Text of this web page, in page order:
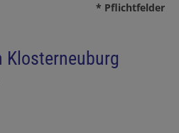
* Pflichtfelder
Klosterneuburg